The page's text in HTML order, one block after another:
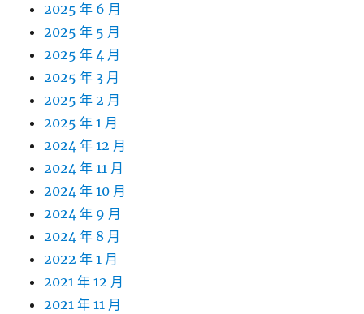
2025 年 6 月
2025 年 5 月
2025 年 4 月
2025 年 3 月
2025 年 2 月
2025 年 1 月
2024 年 12 月
2024 年 11 月
2024 年 10 月
2024 年 9 月
2024 年 8 月
2022 年 1 月
2021 年 12 月
2021 年 11 月